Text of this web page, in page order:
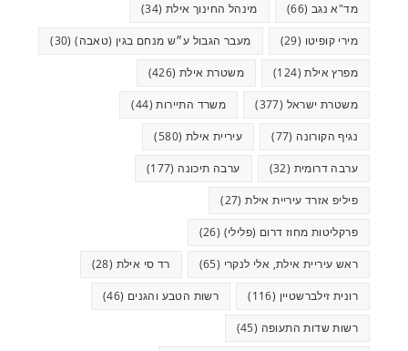
מד"א נגב (66) מינהל החינוך אילת (34)
מירי קופיטו (29) מעבר הגבול ע״ש מנחם בגין (טאבה)(30)
מפרץ אילת(124) משטרת אילת (426)
משטרת ישראל (377) משרד התיירות(44)
נגיף הקורונה (77) עיריית אילת (580)
ערבה דרומית (32) ערבה תיכונה (177)
פיליפ אזרד עיריית אילת(27)
פרקליטות מחוז דרום (פלילי) (26)
ראש עיריית אילת, אלי לנקרי (65) רד סי אילת (28)
רונית זילברשטיין (116) רשות הטבע והגנים (46)
רשות שדות התעופה (45)